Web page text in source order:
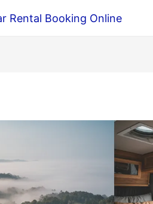
Rental Booking Online